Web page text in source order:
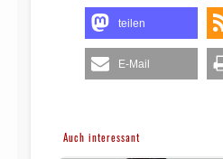
teilen
E-Mail
Auch interessant